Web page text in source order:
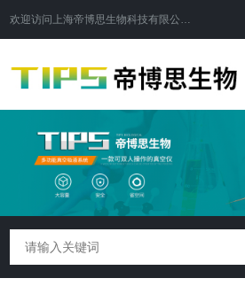
欢迎访问 上海帝博思生物科技有限公司